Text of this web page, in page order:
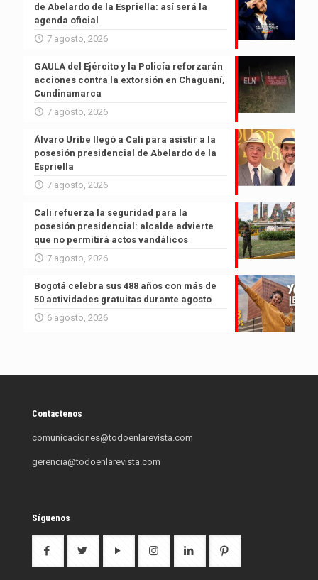
de Abelardo de la Espriella: así será la
agenda oficial
7 agosto, 2026
GAULA del Ejército y la Policía reforzarán
acciones contra la extorsión en Chaguaní,
Cundinamarca
7 agosto, 2026
Álvaro Uribe llegó a Cali para asistir a la
posesión presidencial de Abelardo de la
Espriella
7 agosto, 2026
Cali refuerza la seguridad para la
posesión presidencial: alcalde advierte
que no permitirá actos vandálicos
7 agosto, 2026
Bogotá celebra sus 488 años con más de
50 actividades gratuitas durante agosto
6 agosto, 2026
Contáctenos
comunicaciones@todoenlarevista.com
gerencia@todoenlarevista.com
Síguenos